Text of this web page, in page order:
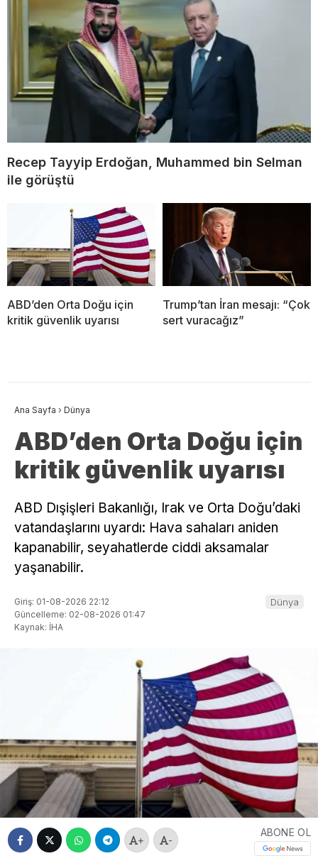
Recep Tayyip Erdoğan, Muhammed bin Selman
ile görüştü
ABD’den Orta Doğu için
kritik güvenlik uyarısı
Trump’tan İran mesajı: “Çok
sert vuracağız”
Ana Sayfa › Dünya
ABD’den Orta Doğu için
kritik güvenlik uyarısı
ABD Dışişleri Bakanlığı, Irak ve Orta Doğu’daki
vatandaşlarını uyardı: Hava sahaları aniden
kapanabilir, seyahatlerde ciddi aksamalar
yaşanabilir.
Giriş: 01-08-2026 22:12
Güncelleme: 02-08-2026 01:47
Kaynak: İHA
Dünya
+ -
ABONE OL